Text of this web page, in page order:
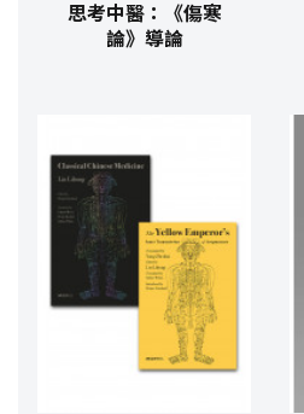
思考中醫：《傷寒
論》導論